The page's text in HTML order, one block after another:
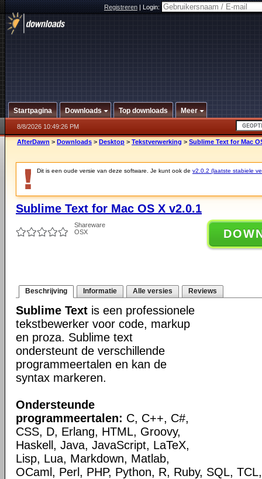
Registreren|Login:
Startpagina Downloads Top downloads Meer
8/8/2026 10:49:26 PM
AfterDawn > Downloads > Desktop > Tekstverwerking > Sublime Text for Mac
Dit is een oude versie van deze software. Je kunt ook de v2.0.2 (laatste stabiele
Sublime Text for Mac OS X v2.0.1
Shareware
OSX
Beschrijving Informatie Alle versies Reviews
Sublime Text is een professionele
tekstbewerker voor code, markup
en proza. Sublime text
ondersteunt de verschillende
programmeertalen en kan de
syntax markeren.
Ondersteunde
programmeertalen: C, C++, C#,
CSS, D, Erlang, HTML, Groovy,
Haskell, Java, JavaScript, LaTeX,
Lisp, Lua, Markdown, Matlab,
OCaml, Perl, PHP, Python, R, Ruby, SQL,